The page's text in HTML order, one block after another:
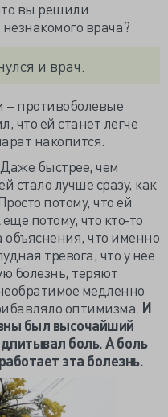
вы решили
врача?
и врач.
– противоболевые
что ей станет легче
накопится.
быстрее, чем
стало лучше сразу, как
потому, что ей
потому, что кто-то
объяснения, что именно
тревога, что у нее
болезнь, теряют
медленно
оптимизма. И
был высочайший
боль. А боль
эта болезнь.